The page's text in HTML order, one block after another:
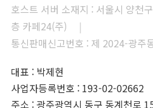
호스트 서버 소재지 : 서울시 양천
층 카페24(주)
|
통신판매신고번호 : 제 2024-광주
대표 : 박제현
사업자등록번호 : 193-02-02662
주소 : 광주광역시 동구 동계천로